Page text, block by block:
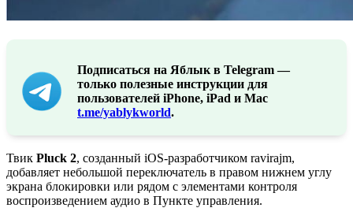
Подписаться на Яблык в Telegram —
только полезные инструкции для
пользователей iPhone, iPad и Mac
t.me/yablykworld.
Твик Pluck 2, созданный iOS-разработчиком ravirajm,
добавляет небольшой переключатель в правом нижнем углу
экрана блокировки или рядом с элементами контроля
воспроизведением аудио в Пункте управления.